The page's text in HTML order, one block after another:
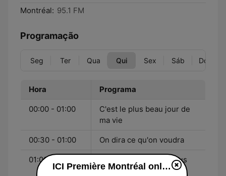
Montréal: 95.1 FM
Programação
Seg Ter Qua Qui Sex Sáb Dom
Hora Programa
00:00 - 01:00
C'est le plus beau jour de
ma vie
00:30 - 01:00 On dira ce qu'on voudra
01:00 - 02:58
Plus on est de fous, plus
on lit !
ICI Première Montréal online